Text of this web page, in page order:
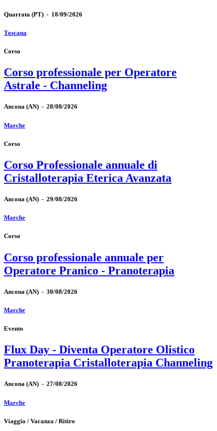
Quarrata (PT) - 18/09/2026
Toscana
Corso
Corso professionale per Operatore
Astrale - Channeling
Ancona (AN) - 28/08/2026
Marche
Corso
Corso Professionale annuale di
Cristalloterapia Eterica Avanzata
Ancona (AN) - 29/08/2026
Marche
Corso
Corso professionale annuale per
Operatore Pranico - Pranoterapia
Ancona (AN) - 30/08/2026
Marche
Evento
Flux Day - Diventa Operatore Olistico
Pranoterapia Cristalloterapia Channeling
Ancona (AN) - 27/08/2026
Marche
Viaggio / Vacanza / Ritiro